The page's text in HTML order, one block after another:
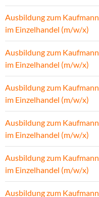
Ausbildung zum Kaufmann
im Einzelhandel (m/w/x)
Ausbildung zum Kaufmann
im Einzelhandel (m/w/x)
Ausbildung zum Kaufmann
im Einzelhandel (m/w/x)
Ausbildung zum Kaufmann
im Einzelhandel (m/w/x)
Ausbildung zum Kaufmann
im Einzelhandel (m/w/x)
Ausbildung zum Kaufmann